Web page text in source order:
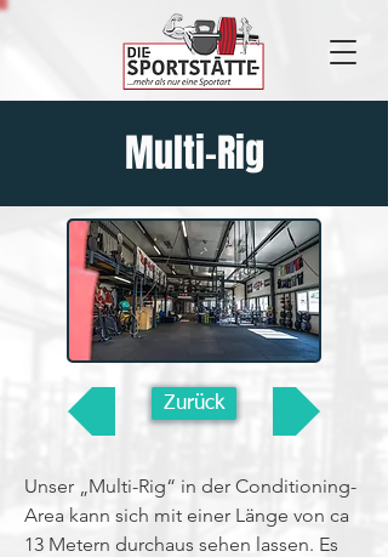
Multi-Rig
Zurück
Unser „Multi-Rig“ in der Conditioning-
Area kann sich mit einer Länge von ca
13 Metern durchaus sehen lassen. Es